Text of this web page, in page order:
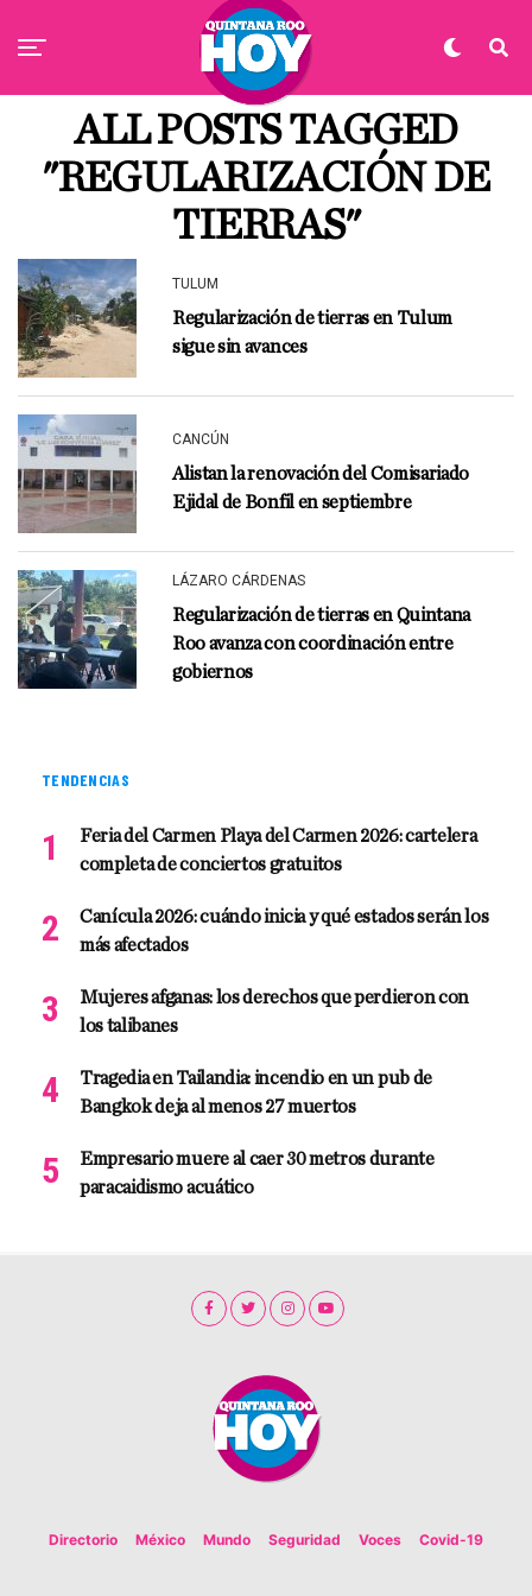
ALL POSTS TAGGED
"REGULARIZACIÓN DE
TIERRAS"
TULUM
Regularización de tierras en Tulum
sigue sin avances
CANCÚN
Alistan la renovación del Comisariado
Ejidal de Bonfil en septiembre
LÁZARO CÁRDENAS
Regularización de tierras en Quintana
Roo avanza con coordinación entre
gobiernos
TENDENCIAS
Feria del Carmen Playa del Carmen 2026: cartelera
completa de conciertos gratuitos
Canícula 2026: cuándo inicia y qué estados serán los
más afectados
Mujeres afganas: los derechos que perdieron con
los talibanes
Tragedia en Tailandia: incendio en un pub de
Bangkok deja al menos 27 muertos
Empresario muere al caer 30 metros durante
paracaidismo acuático
Directorio México Mundo Seguridad Voces Covid-19